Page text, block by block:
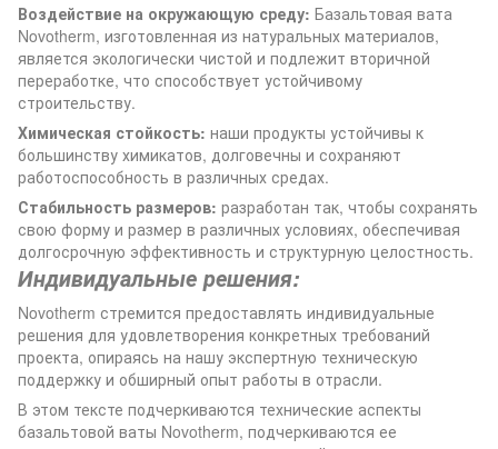
Воздействие на окружающую среду: Базальтовая вата
Novotherm, изготовленная из натуральных материалов,
является экологически чистой и подлежит вторичной
переработке, что способствует устойчивому
строительству.
Химическая стойкость: наши продукты устойчивы к
большинству химикатов, долговечны и сохраняют
работоспособность в различных средах.
Стабильность размеров: разработан так, чтобы сохранять
свою форму и размер в различных условиях, обеспечивая
долгосрочную эффективность и структурную целостность.
Индивидуальные решения:
Novotherm стремится предоставлять индивидуальные
решения для удовлетворения конкретных требований
проекта, опираясь на нашу экспертную техническую
поддержку и обширный опыт работы в отрасли.
В этом тексте подчеркиваются технические аспекты
базальтовой ваты Novotherm, подчеркиваются ее